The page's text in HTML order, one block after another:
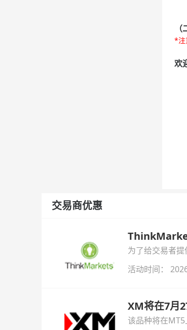
*注
欢
交易商优惠
为了给交易者
与白银交易！
活动时间：
XM将在7月
该品种将在MT5